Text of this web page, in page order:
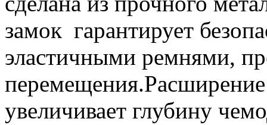
замок гарантирует
эластичными ремнями,
увеличивает глубину